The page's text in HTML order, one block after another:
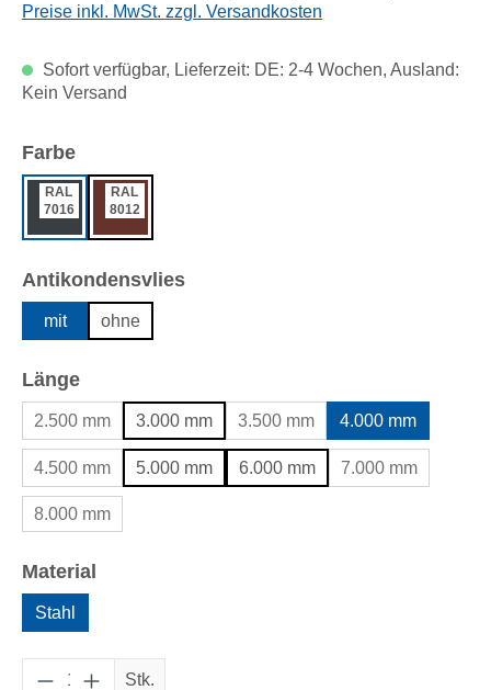
Preise inkl. MwSt. zzgl. Versandkosten
Sofort verfügbar, Lieferzeit: DE: 2-4 Wochen, Ausland:
Kein Versand
Farbeauswählen
RAL
7016
RAL
8012
Antikondensvliesauswählen
mit ohne
Längeauswählen
2.500 mm 3.000 mm 3.500 mm 4.000 mm
4.500 mm 5.000 mm 6.000 mm 7.000 mm
8.000 mm
Material
Stahl
Produkt Anzahl: Gib den gewünschten
Stk.